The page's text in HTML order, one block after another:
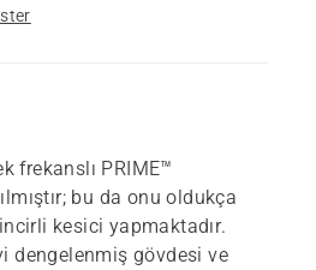
frekanslı PRIME™
bu da onu oldukça
kesici yapmaktadır.
dengelenmiş gövdesi ve